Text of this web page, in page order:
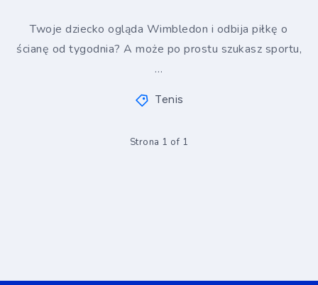
Twoje dziecko ogląda Wimbledon i odbija piłkę o
ścianę od tygodnia? A może po prostu szukasz sportu,
…
Tenis
Strona 1 of 1